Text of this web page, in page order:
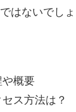
はないでしょ
や概要
ス方法は？